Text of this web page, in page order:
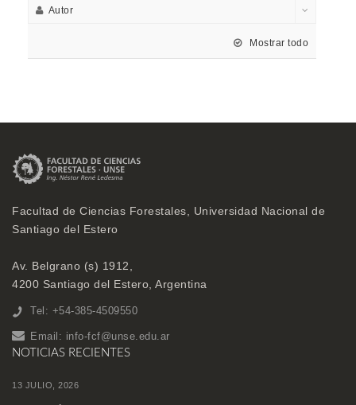
Autor
Mostrar todo
Facultad de Ciencias Forestales, Universidad Nacional de
Santiago del Estero
Av. Belgrano (s) 1912,
4200 Santiago del Estero, Argentina
Tel: +54-385-4509550
Email: info-fcf@unse.edu.ar
NOTICIAS RECIENTES
13 JULIO, 2026